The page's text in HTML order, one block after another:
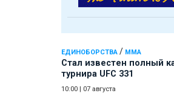
ЕДИНОБОРСТВА / ММА
Стал известен полный
турнира UFC 331
10:00 07 августа